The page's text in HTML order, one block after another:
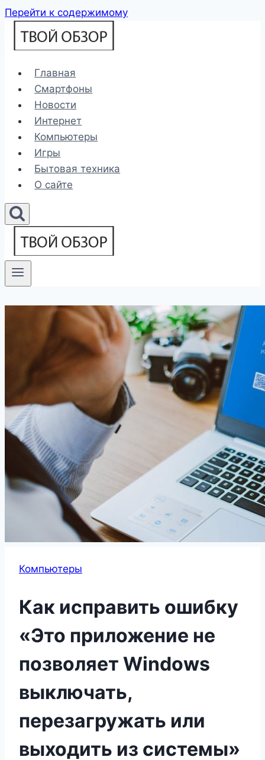
Перейти к содержимому
Главная
Смартфоны
Новости
Интернет
Компьютеры
Игры
Бытовая техника
О сайте
Компьютеры
Как исправить ошибку
«Это приложение не
позволяет Windows
выключать,
перезагружать или
выходить из системы»